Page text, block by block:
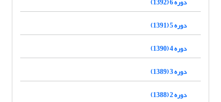
دوره 5 (1391)
دوره 4 (1390)
دوره 3 (1389)
دوره 2 (1388)